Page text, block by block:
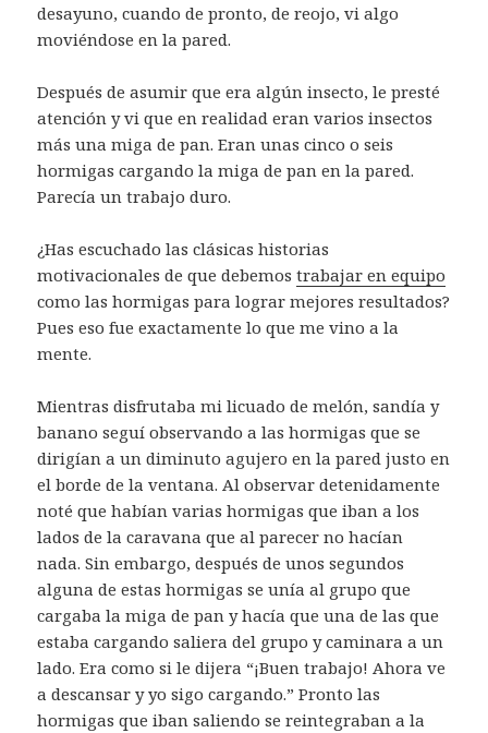
desayuno, cuando de pronto, de reojo, vi algo
moviéndose en la pared.
Después de asumir que era algún insecto, le presté
atención y vi que en realidad eran varios insectos
más una miga de pan. Eran unas cinco o seis
hormigas cargando la miga de pan en la pared.
Parecía un trabajo duro.
¿Has escuchado las clásicas historias
motivacionales de que debemostrabajar en equipo
como las hormigas para lograr mejores resultados?
Pues eso fue exactamente lo que me vino a la
mente.
Mientras disfrutaba mi licuado de melón, sandía y
banano seguí observando a las hormigas que se
dirigían a un diminuto agujero en la pared justo en
el borde de la ventana. Al observar detenidamente
noté que habían varias hormigas que iban a los
lados de la caravana que al parecer no hacían
nada. Sin embargo, después de unos segundos
alguna de estas hormigas se unía al grupo que
cargaba la miga de pan y hacía que una de las que
estaba cargando saliera del grupo y caminara a un
lado. Era como si le dijera “¡Buen trabajo! Ahora ve
a descansar y yo sigo cargando.” Pronto las
hormigas que iban saliendo se reintegraban a la